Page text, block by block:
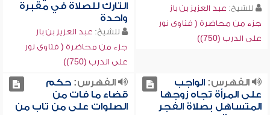
للشيخ: عبد العزيز بن باز
جزء من محاضرة ( فتاوى نور
على الدرب (750))
التارك للصلاة في مقبرة
واحدة
للشيخ: عبد العزيز بن باز
جزء من محاضرة ( فتاوى نور
على الدرب (750))
الفهرس:الواجب
على المرأة تجاه زوجها
المتساهل بصلاة الفجر
الفهرس:حكم
قضاء ما فات من
الصلوات على من تاب من